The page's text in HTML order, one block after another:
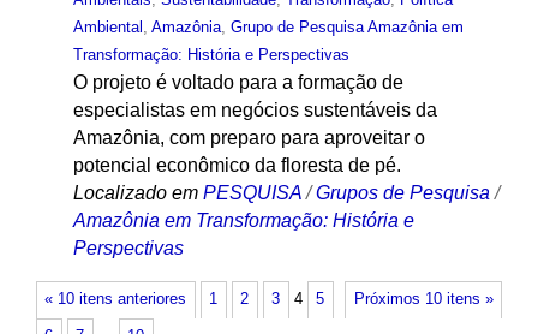
Ambiental , Amazônia, Grupo de Pesquisa Amazônia em
Transformação: História e Perspectivas
O projeto é voltado para a formação de
especialistas em negócios sustentáveis da
Amazônia, com preparo para aproveitar o
potencial econômico da floresta de pé.
Localizado em PESQUISA /Grupos de Pesquisa /
Amazônia em Transformação: História e
Perspectivas
« 10 itens anteriores Próximos 10 itens »
1 2 3 4 5